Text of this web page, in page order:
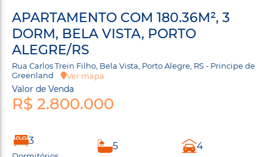
APARTAMENTO COM 180.36M², 3
DORM, BELA VISTA, PORTO
ALEGRE/RS
Rua Carlos Trein Filho, Bela Vista, Porto Alegre, RS - Principe de
Greenland
Ver mapa
Valor de Venda
R$ 2.800.000
3 5 4